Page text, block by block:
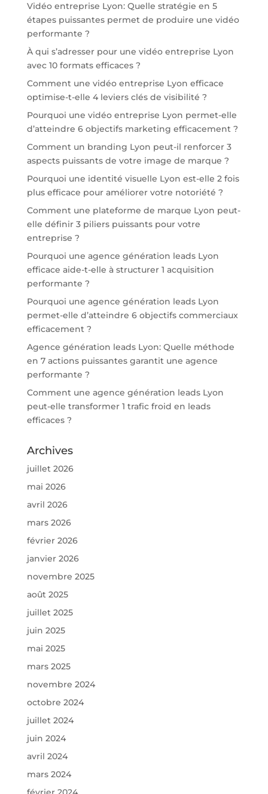
Vidéo entreprise Lyon: Quelle stratégie en 5
étapes puissantes permet de produire une vidéo
performante ?
À qui s’adresser pour une vidéo entreprise Lyon
avec 10 formats efficaces ?
Comment une vidéo entreprise Lyon efficace
optimise-t-elle 4 leviers clés de visibilité ?
Pourquoi une vidéo entreprise Lyon permet-elle
d’atteindre 6 objectifs marketing efficacement ?
Comment un branding Lyon peut-il renforcer 3
aspects puissants de votre image de marque ?
Pourquoi une identité visuelle Lyon est-elle 2 fois
plus efficace pour améliorer votre notoriété ?
Comment une plateforme de marque Lyon peut-
elle définir 3 piliers puissants pour votre
entreprise ?
Pourquoi une agence génération leads Lyon
efficace aide-t-elle à structurer 1 acquisition
performante ?
Pourquoi une agence génération leads Lyon
permet-elle d’atteindre 6 objectifs commerciaux
efficacement ?
Agence génération leads Lyon: Quelle méthode
en 7 actions puissantes garantit une agence
performante ?
Comment une agence génération leads Lyon
peut-elle transformer 1 trafic froid en leads
efficaces ?
Archives
juillet 2026
mai 2026
avril 2026
mars 2026
février 2026
janvier 2026
novembre 2025
août 2025
juillet 2025
juin 2025
mai 2025
mars 2025
novembre 2024
octobre 2024
juillet 2024
juin 2024
avril 2024
mars 2024